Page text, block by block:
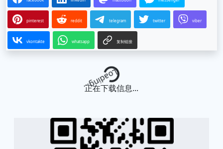
pinterest reddit telegram twitter viber
vkontakte whatsapp 复制链接
Loading...
正在下载信息...